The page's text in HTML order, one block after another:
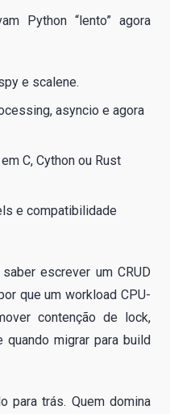
Python “lento” agora
e scalene.
asyncio e agora
C, Cython ou Rust
e compatibilidade
escrever um CRUD
que um workload CPU-
contenção de lock,
migrar para build
para trás. Quem domina